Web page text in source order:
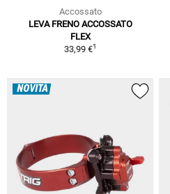
Accossato
LEVA FRENO ACCOSSATO
FLEX
33,99 €1
NOVITÀ